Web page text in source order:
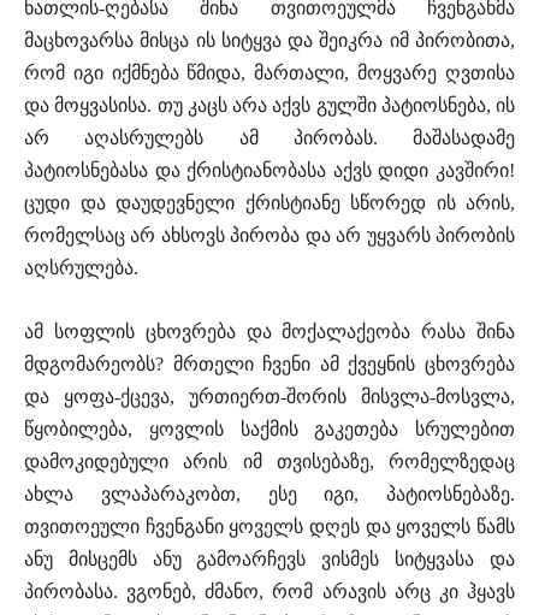
ნათლის-ღებასა შინა თვითოეულმა ჩვენგანმა
მაცხოვარსა მისცა ის სიტყვა და შეიკრა იმ პირობითა,
რომ იგი იქმნება წმიდა, მართალი, მოყვარე ღვთისა
და მოყვასისა. თუ კაცს არა აქვს გულში პატიოსნება, ის
არ აღასრულებს ამ პირობას. მაშასადამე
პატიოსნებასა და ქრისტიანობასა აქვს დიდი კავშირი!
ცუდი და დაუდევნელი ქრისტიანე სწორედ ის არის,
რომელსაც არ ახსოვს პირობა და არ უყვარს პირობის
აღსრულება.
ამ სოფლის ცხოვრება და მოქალაქეობა რასა შინა
მდგომარეობს? მრთელი ჩვენი ამ ქვეყნის ცხოვრება
და ყოფა-ქცევა, ურთიერთ-შორის მისვლა-მოსვლა,
წყობილება, ყოვლის საქმის გაკეთება სრულებით
დამოკიდებული არის იმ თვისებაზე, რომელზედაც
ახლა ვლაპარაკობთ, ესე იგი, პატიოსნებაზე.
თვითოეული ჩვენგანი ყოველს დღეს და ყოველს წამს
ანუ მისცემს ანუ გამოარჩევს ვისმეს სიტყვასა და
პირობასა. ვგონებ, ძმანო, რომ არავის არც კი ჰყავს